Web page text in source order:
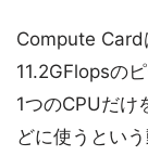
Compute Card
11.2GFlopsの
1つのCPUだけ
どに使うとい